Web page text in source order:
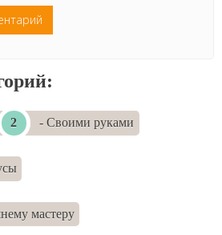
- Своими руками
мастеру